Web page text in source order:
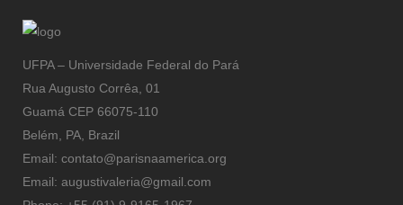
UFPA – Universidade Federal do Pará
Rua Augusto Corrêa, 01
Guamá CEP 66075-110
Belém, PA, Brazil
Email: contato@parisnaamerica.org
Email: augustivaleria@gmail.com